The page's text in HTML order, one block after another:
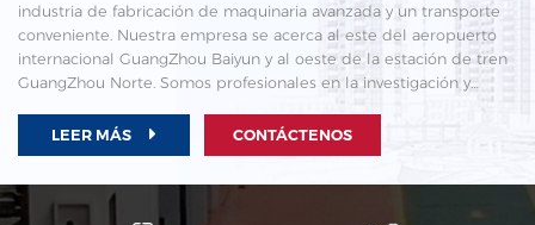
industria de fabricación de maquinaria avanzada y un transporte
conveniente. Nuestra empresa se acerca al este del aeropuerto
internacional GuangZhou Baiyun y al oeste de la estación de tren
GuangZhou Norte. Somos profesionales en la investigación y
LEER MÁS
CONTÁCTENOS